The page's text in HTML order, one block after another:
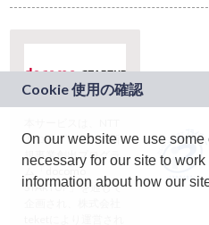
ドコモグループの新
規事業創出プログラ
ム「docomo
STARTUP」を通じて
On our website we use
necessary for our site to
information about how our